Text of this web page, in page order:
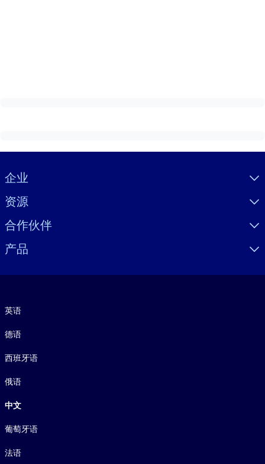
Visually hidden Text
企业
资源
合作伙伴
产品
英语
德语
西班牙语
俄语
中文
葡萄牙语
法语